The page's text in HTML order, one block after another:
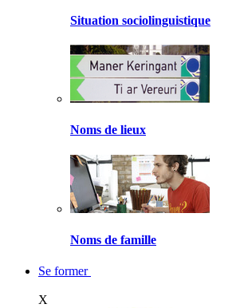
Situation sociolinguistique
Noms de lieux
Noms de famille
Se former
X